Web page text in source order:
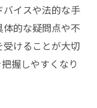
イスや法的な手
的な疑問点や不
けることが大切
握しやすくなり